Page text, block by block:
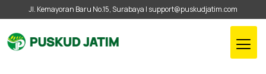
Jl. Kemayoran Baru No.15, Surabaya | support@puskudjatim.com